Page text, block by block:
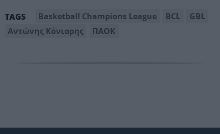
TAGS Basketball Champions League BCL
GBL
Αντώνης Κόνιαρης
ΠΑΟΚ